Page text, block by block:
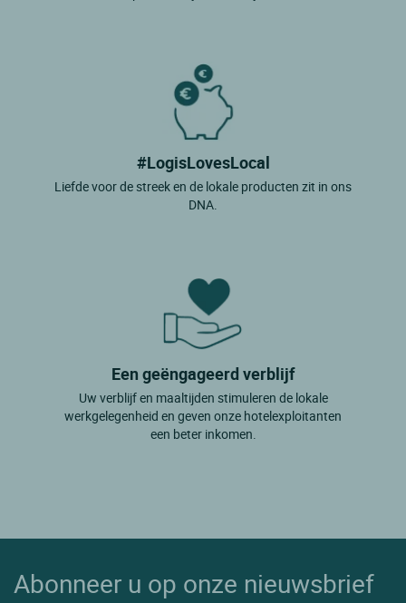
#LogisLovesLocal
Liefde voor de streek en de lokale producten zit in ons
DNA.
Een geëngageerd verblijf
Uw verblijf en maaltijden stimuleren de lokale
werkgelegenheid en geven onze hotelexploitanten
een beter inkomen.
Abonneer u op onze nieuwsbrief